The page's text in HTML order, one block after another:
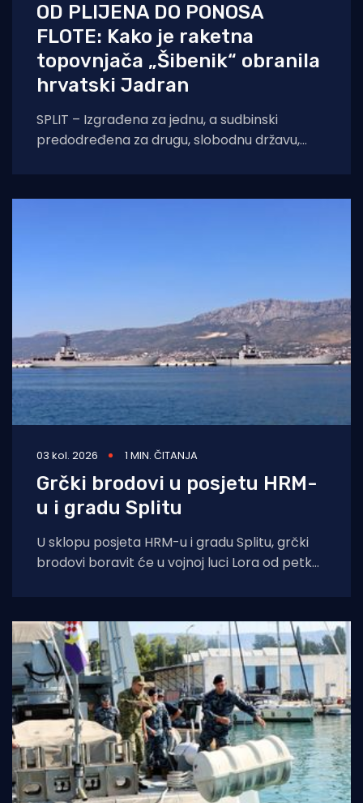
OD PLIJENA DO PONOSA
FLOTE: Kako je raketna
topovnjača „Šibenik“ obranila
hrvatski Jadran
SPLIT – Izgrađena za jednu, a sudbinski
predodređena za drugu, slobodnu državu,
03 kol. 2026 1 MIN. ČITANJA
Grčki brodovi u posjetu HRM-
u i gradu Splitu
U sklopu posjeta HRM-u i gradu Splitu, grčki
brodovi boravit će u vojnoj luci Lora od petka,